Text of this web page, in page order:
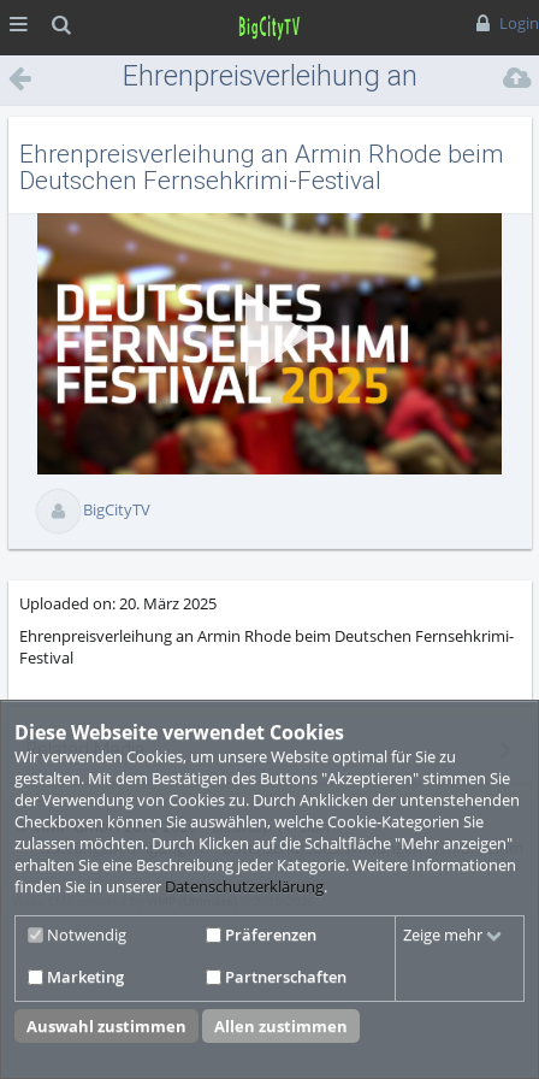
Login
Diese Webseite verwendet Cookies
Wir verwenden Cookies, um unsere Website optimal für Sie zu
gestalten. Mit dem Bestätigen des Buttons "Akzeptieren" stimmen Sie
der Verwendung von Cookies zu. Durch Anklicken der untenstehenden
Checkboxen können Sie auswählen, welche Cookie-Kategorien Sie
zulassen möchten. Durch Klicken auf die Schaltfläche "Mehr anzeigen"
erhalten Sie eine Beschreibung jeder Kategorie. Weitere Informationen
finden Sie in unserer Datenschutzerklärung.
Notwendig
Präferenzen
Marketing
Partnerschaften
Zeige mehr
Auswahl zustimmen Allen zustimmen
Ehrenpreisverleihung an
Armin Rhode beim Deutschen
Fernsehkrimi-Festival
Ehrenpreisverleihung an Armin Rhode beim
Deutschen Fernsehkrimi-Festival
BigCityTV
Uploaded on:20. März 2025
Ehrenpreisverleihung an Armin Rhode beim Deutschen Fernsehkrimi-
Festival
Related Media
© ViMP GmbH 2010-2026
Desktop Version
Nutzungsbedingungen
Datenschutzbestimmungen Impressum
© 2010-2026